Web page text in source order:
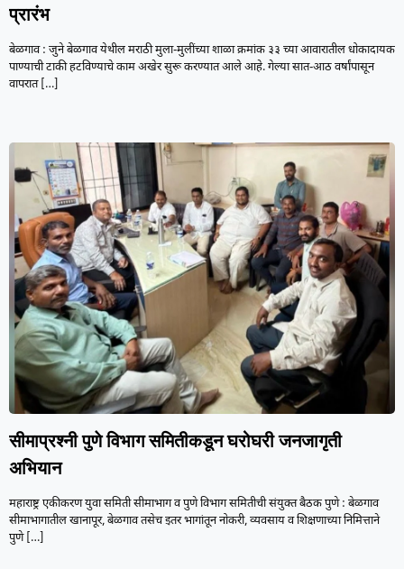
प्रारंभ
बेळगाव : जुने बेळगाव येथील मराठी मुला-मुलींच्या शाळा क्रमांक ३३ च्या आवारातील धोकादायक
पाण्याची टाकी हटविण्याचे काम अखेर सुरू करण्यात आले आहे. गेल्या सात-आठ वर्षांपासून
वापरात[…]
सीमाप्रश्नी पुणे विभाग समितीकडून घरोघरी जनजागृती
अभियान
महाराष्ट्र एकीकरण युवा समिती सीमाभाग व पुणे विभाग समितीची संयुक्त बैठक पुणे : बेळगाव
सीमाभागातील खानापूर, बेळगाव तसेच इतर भागांतून नोकरी, व्यवसाय व शिक्षणाच्या निमित्ताने
पुणे[…]